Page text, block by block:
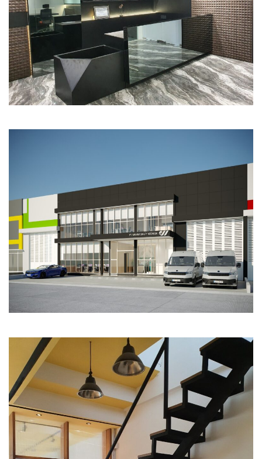
Commercial
Commercial Office